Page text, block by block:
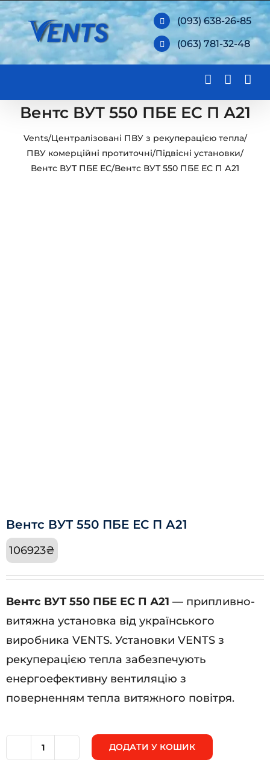
Skip
to
content
(093) 638-26-85
(063) 781-32-48
Вентс ВУТ 550 ПБЕ ЕС П А21
Vents/Централізовані ПВУ з рекуперацією тепла/
ПВУ комерційні протиточні/Підвісні установки/
Вентс ВУТ ПБЕ ЕС/Вентс ВУТ 550 ПБЕ ЕС П А21
Вентс ВУТ 550 ПБЕ ЕС П А21
106923₴
Вентс ВУТ 550 ПБЕ ЕС П А21 — припливно-
витяжна установка від українського
виробника VENTS. Установки VENTS з
рекуперацією тепла забезпечують
енергоефективну вентиляцію з
поверненням тепла витяжного повітря.
ДОДАТИ У КОШИК